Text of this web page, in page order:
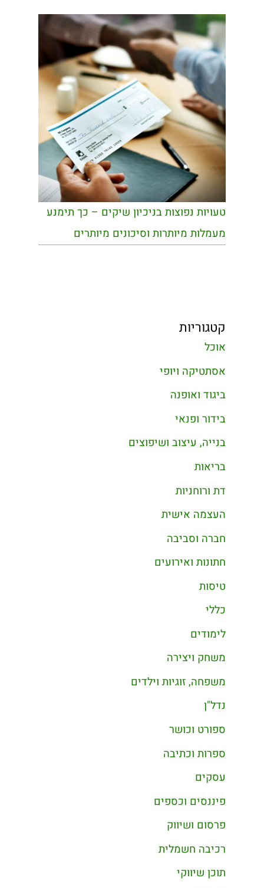
טעויות נפוצות בניכיון שיקים – כך תימנע
מעמלות מיותרות וסיכונים מיותרים
קטגוריות
אוכל
אסתטיקה ויופי
ביגוד ואופנה
בידור ופנאי
בנייה, עיצוב ושיפוצים
בריאות
דת ורוחניות
העצמה אישית
חברה וסביבה
חתונות ואירועים
טיסות
כללי
לימודים
משחק ויצירה
משפחה, זוגיות וילדים
נדל"ן
ספורט וכושר
ספרות וכתיבה
עסקים
פיננסים וכספים
פרסום ושיווק
רכיבה חשמלית
תוכן שיווקי